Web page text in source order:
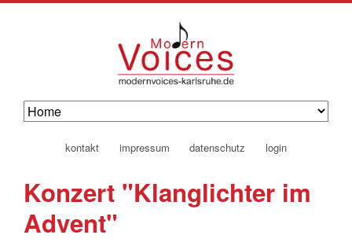
navigation
kontakt impressum datenschutz login
Konzert "Klanglichter im
Advent"